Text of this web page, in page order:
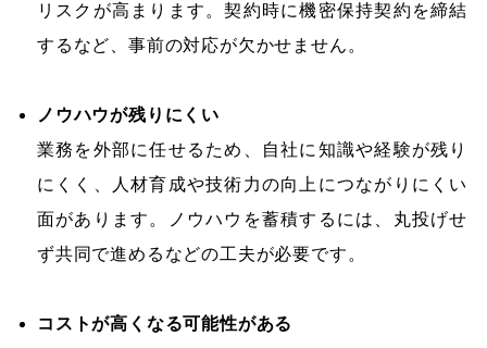
リスクが高まります。契約時に機密保持契約を締結
するなど、事前の対応が欠かせません。
ノウハウが残りにくい
業務を外部に任せるため、自社に知識や経験が残り
にくく、人材育成や技術力の向上につながりにくい
面があります。ノウハウを蓄積するには、丸投げせ
ず共同で進めるなどの工夫が必要です。
コストが高くなる可能性がある